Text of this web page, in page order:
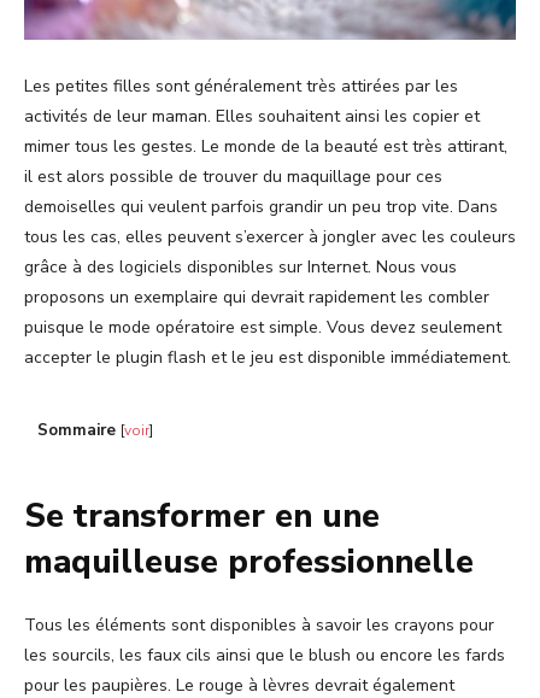
Les petites filles sont généralement très attirées par les
activités de leur maman. Elles souhaitent ainsi les copier et
mimer tous les gestes. Le monde de la beauté est très attirant,
il est alors possible de trouver du maquillage pour ces
demoiselles qui veulent parfois grandir un peu trop vite. Dans
tous les cas, elles peuvent s’exercer à jongler avec les couleurs
grâce à des logiciels disponibles sur Internet. Nous vous
proposons un exemplaire qui devrait rapidement les combler
puisque le mode opératoire est simple. Vous devez seulement
accepter le plugin flash et le jeu est disponible immédiatement.
Sommaire [voir]
Se transformer en une
maquilleuse professionnelle
Tous les éléments sont disponibles à savoir les crayons pour
les sourcils, les faux cils ainsi que le blush ou encore les fards
pour les paupières. Le rouge à lèvres devrait également